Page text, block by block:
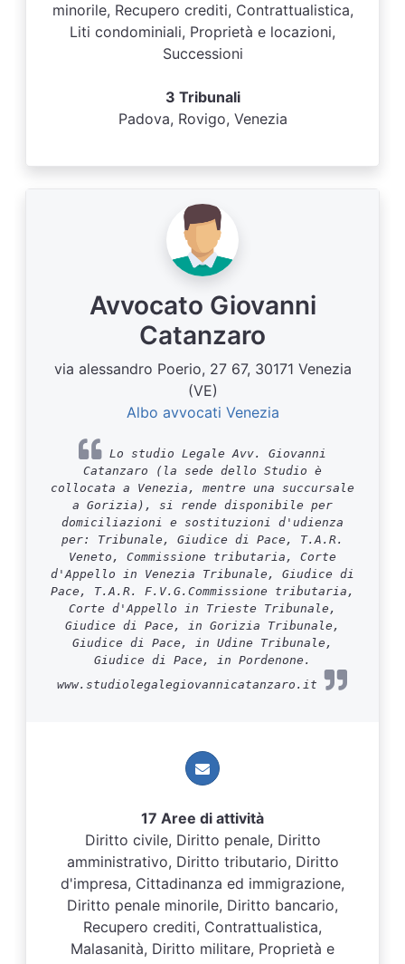
minorile, Recupero crediti, Contrattualistica,
Liti condominiali, Proprietà e locazioni,
Successioni
3 Tribunali
Padova, Rovigo, Venezia
Avvocato Giovanni
Catanzaro
via alessandro Poerio, 27 67, 30171 Venezia
(VE)
Albo avvocati Venezia
Lo studio Legale Avv. Giovanni
Catanzaro (la sede dello Studio è
collocata a Venezia, mentre una succursale
a Gorizia), si rende disponibile per
domiciliazioni e sostituzioni d'udienza
per: Tribunale, Giudice di Pace, T.A.R.
Veneto, Commissione tributaria, Corte
d'Appello in Venezia Tribunale, Giudice di
Pace, T.A.R. F.V.G.Commissione tributaria,
Corte d'Appello in Trieste Tribunale,
Giudice di Pace, in Gorizia Tribunale,
Giudice di Pace, in Udine Tribunale,
Giudice di Pace, in Pordenone.
www.studiolegalegiovannicatanzaro.it
17 Aree di attività
Diritto civile, Diritto penale, Diritto
amministrativo, Diritto tributario, Diritto
d'impresa, Cittadinanza ed immigrazione,
Diritto penale minorile, Diritto bancario,
Recupero crediti, Contrattualistica,
Malasanità, Diritto militare, Proprietà e